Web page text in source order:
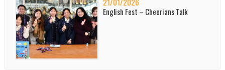
English Fest – Cheerians Talk